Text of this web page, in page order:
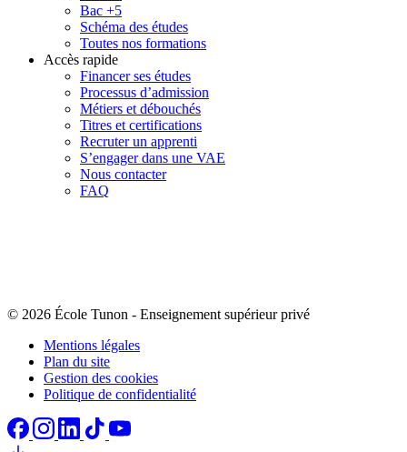
Bac +5
Schéma des études
Toutes nos formations
Accès rapide
Financer ses études
Processus d’admission
Métiers et débouchés
Titres et certifications
Recruter un apprenti
S’engager dans une VAE
Nous contacter
FAQ
© 2026 École Tunon - Enseignement supérieur privé
Mentions légales
Plan du site
Gestion des cookies
Politique de confidentialité